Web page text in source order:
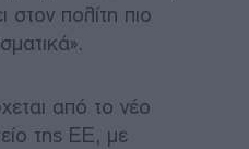
πολίτη πιο
από το νέο
της ΕΕ, με